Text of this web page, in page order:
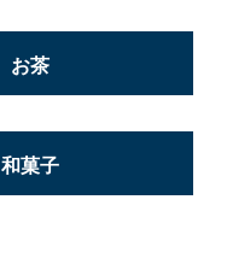
お茶
和菓子